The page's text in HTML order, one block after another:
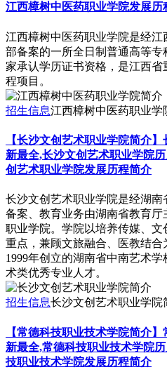
江西樟树中医药职业学院发展历
江西樟树中医药职业学院是经
部备案的一所全日制普通高等
家承认学历证书资格，是江西省
程项目。
招生信息江西樟树中医药职业学
【长沙文创艺术职业学院简介
新最全,长沙文创艺术职业学院
创艺术职业学院发展历程简介
长沙文创艺术职业学院是经湖
备案、教育业务由湖南省教育
职业学院。学院以培养传媒、
重点，兼顾文旅融合、医教结
1999年创立的湖南省中南艺术
术类优秀专业人才。
招生信息长沙文创艺术职业学院
【常德科技职业技术学院简介
新最全,常德科技职业技术学院
技职业技术学院发展历程简介